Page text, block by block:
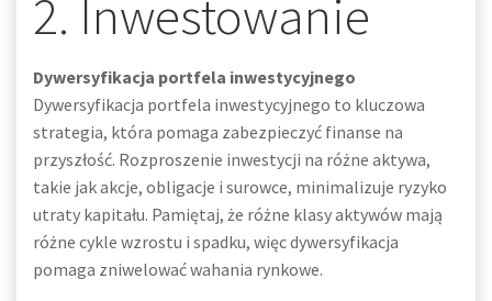
2. Inwestowanie
Dywersyfikacja portfela inwestycyjnego
Dywersyfikacja portfela inwestycyjnego to kluczowa
strategia, która pomaga zabezpieczyć finanse na
przyszłość. Rozproszenie inwestycji na różne aktywa,
takie jak akcje, obligacje i surowce, minimalizuje ryzyko
utraty kapitału. Pamiętaj, że różne klasy aktywów mają
różne cykle wzrostu i spadku, więc dywersyfikacja
pomaga zniwelować wahania rynkowe.